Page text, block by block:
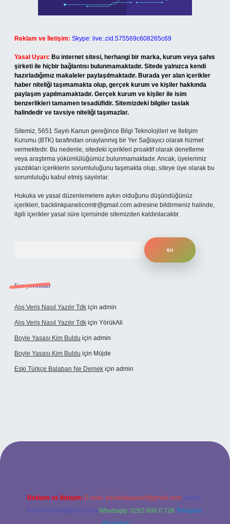
Reklam ve İletişim: Skype: live:.cid.575569c608265c69
Yasal Uyarı: Bu internet sitesi, herhangi bir marka, kurum veya şahıs
şirketi ile hiçbir bağlantısı bulunmamaktadır. Sitede yalnızca kendi
hazırladığımız makaleler paylaşılmaktadır. Burada yer alan içerikler
haber niteliği taşımamakta olup, gerçek kurum ve kişiler hakkında
paylaşım yapılmamaktadır. Gerçek kurum ve kişiler ile isim
benzerlikleri tamamen tesadüfidir. Sitemizdeki bilgiler taslak
halindedir ve tavsiye niteliği taşımazlar.
Sitemiz, 5651 Sayılı Kanun gereğince Bilgi Teknolojileri ve İletişim
Kurumu (BTK) tarafından onaylanmış bir Yer Sağlayıcı olarak hizmet
vermektedir. Bu nedenle, sitedeki içerikleri proaktif olarak denetleme
veya araştırma yükümlülüğümüz bulunmamaktadır. Ancak, üyelerimiz
yazdıkları içeriklerin sorumluluğunu taşımakta olup, siteye üye olarak bu
sorumluluğu kabul etmiş sayılırlar.
Hukuka ve yasal düzenlemelere aykırı olduğunu düşündüğünüz
içerikleri, backlinkpanelicomtr@gmail.com adresine bildirmeniz halinde,
ilgili içerikler yasal süre içerisinde sitemizden kaldırılacaktır.
Son yorumlar
Alış Veriş Nasıl Yazılır Tdk için admin
Alış Veriş Nasıl Yazılır Tdk için YörükAli
Boyle Yasası Kim Buldu için admin
Boyle Yasası Kim Buldu için Müjde
Eski Türkçe Balaban Ne Demek için admin
casino
Reklam ve İletişim: E-mail: backlinkpaneli@gmail.com Teams:
forumhizmeti@gmail.com Whatsapp: 0262 606 0 726 Telegram: